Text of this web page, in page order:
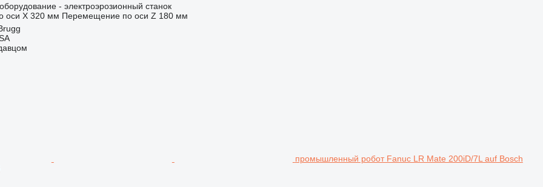
- электроэрозионный станок
оси X 320 мм Перемещение по оси Z 180 мм
промышленный робот Fanuc LR Mate 200iD/7L auf Bosch